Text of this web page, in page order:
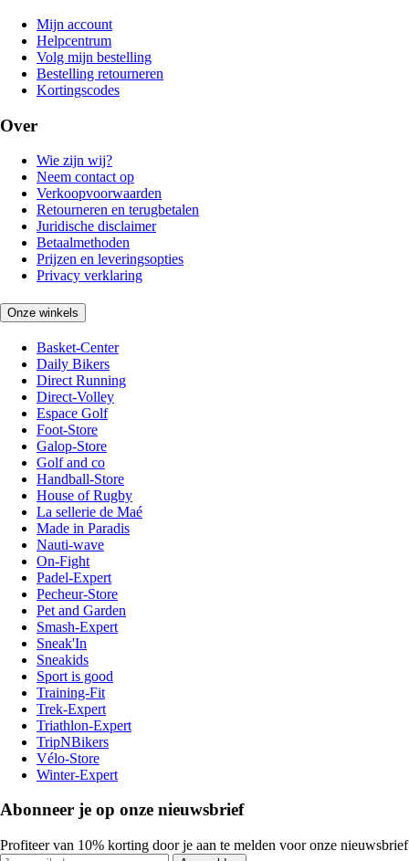
Mijn account
Helpcentrum
Volg mijn bestelling
Bestelling retourneren
Kortingscodes
Over
Wie zijn wij?
Neem contact op
Verkoopvoorwaarden
Retourneren en terugbetalen
Juridische disclaimer
Betaalmethoden
Prijzen en leveringsopties
Privacy verklaring
Onze winkels
Basket-Center
Daily Bikers
Direct Running
Direct-Volley
Espace Golf
Foot-Store
Galop-Store
Golf and co
Handball-Store
House of Rugby
La sellerie de Maé
Made in Paradis
Nauti-wave
On-Fight
Padel-Expert
Pecheur-Store
Pet and Garden
Smash-Expert
Sneak'In
Sneakids
Sport is good
Training-Fit
Trek-Expert
Triathlon-Expert
TripNBikers
Vélo-Store
Winter-Expert
Abonneer je op onze nieuwsbrief
Profiteer van 10% korting door je aan te melden voor onze nieuwsbrief